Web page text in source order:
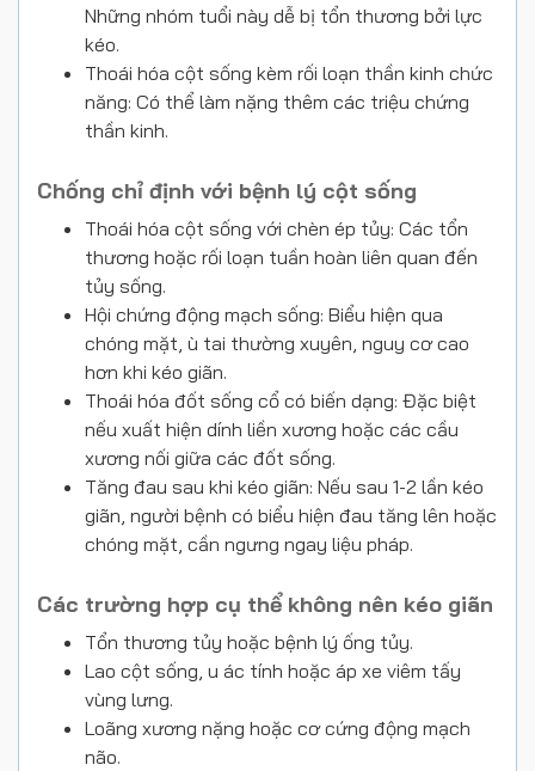
Những nhóm tuổi này dễ bị tổn thương bởi lực
kéo.
Thoái hóa cột sống kèm rối loạn thần kinh chức
năng: Có thể làm nặng thêm các triệu chứng
thần kinh.
Chống chỉ định với bệnh lý cột sống
Thoái hóa cột sống với chèn ép tủy: Các tổn
thương hoặc rối loạn tuần hoàn liên quan đến
tủy sống.
Hội chứng động mạch sống: Biểu hiện qua
chóng mặt, ù tai thường xuyên, nguy cơ cao
hơn khi kéo giãn.
Thoái hóa đốt sống cổ có biến dạng: Đặc biệt
nếu xuất hiện dính liền xương hoặc các cầu
xương nối giữa các đốt sống.
Tăng đau sau khi kéo giãn: Nếu sau 1-2 lần kéo
giãn, người bệnh có biểu hiện đau tăng lên hoặc
chóng mặt, cần ngưng ngay liệu pháp.
Các trường hợp cụ thể không nên kéo giãn
Tổn thương tủy hoặc bệnh lý ống tủy.
Lao cột sống, u ác tính hoặc áp xe viêm tấy
vùng lưng.
Loãng xương nặng hoặc cơ cứng động mạch
não.